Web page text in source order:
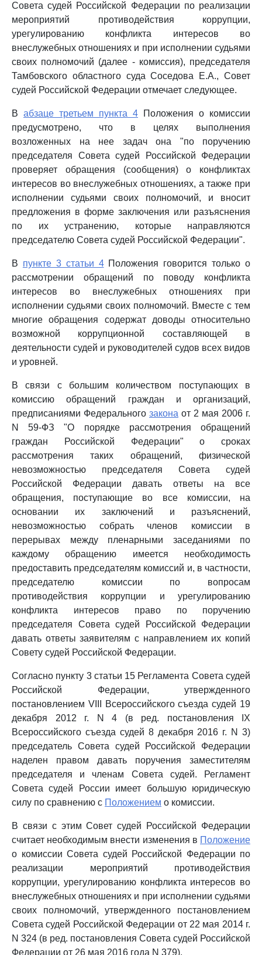
Совета судей Российской Федерации по реализации
мероприятий противодействия коррупции,
урегулированию конфликта интересов во
внеслужебных отношениях и при исполнении судьями
своих полномочий (далее - комиссия), председателя
Тамбовского областного суда Соседова Е.А., Совет
судей Российской Федерации отмечает следующее.
В абзаце третьем пункта 4 Положения о комиссии
предусмотрено, что в целях выполнения
возложенных на нее задач она "по поручению
председателя Совета судей Российской Федерации
проверяет обращения (сообщения) о конфликтах
интересов во внеслужебных отношениях, а также при
исполнении судьями своих полномочий, и вносит
предложения в форме заключения или разъяснения
по их устранению, которые направляются
председателю Совета судей Российской Федерации".
В пункте 3 статьи 4Положения говорится только о
рассмотрении обращений по поводу конфликта
интересов во внеслужебных отношениях при
исполнении судьями своих полномочий. Вместе с тем
многие обращения содержат доводы относительно
возможной коррупционной составляющей в
деятельности судей и руководителей судов всех видов
и уровней.
В связи с большим количеством поступающих в
комиссию обращений граждан и организаций,
предписаниями Федерального закона от 2 мая 2006 г.
N 59-ФЗ "О порядке рассмотрения обращений
граждан Российской Федерации" о сроках
рассмотрения таких обращений, физической
невозможностью председателя Совета судей
Российской Федерации давать ответы на все
обращения, поступающие во все комиссии, на
основании их заключений и разъяснений,
невозможностью собрать членов комиссии в
перерывах между пленарными заседаниями по
каждому обращению имеется необходимость
предоставить председателям комиссий и, в частности,
председателю комиссии по вопросам
противодействия коррупции и урегулированию
конфликта интересов право по поручению
председателя Совета судей Российской Федерации
давать ответы заявителям с направлением их копий
Совету судей Российской Федерации.
Согласно пункту 3 статьи 15 Регламента Совета судей
Российской Федерации, утвержденного
постановлением VIII Всероссийского съезда судей 19
декабря 2012 г. N 4 (в ред. постановления IX
Всероссийского съезда судей 8 декабря 2016 г. N 3)
председатель Совета судей Российской Федерации
наделен правом давать поручения заместителям
председателя и членам Совета судей. Регламент
Совета судей России имеет большую юридическую
силу по сравнению с Положением о комиссии.
В связи с этим Совет судей Российской Федерации
считает необходимым внести изменения в Положение
о комиссии Совета судей Российской Федерации по
реализации мероприятий противодействия
коррупции, урегулированию конфликта интересов во
внеслужебных отношениях и при исполнении судьями
своих полномочий, утвержденного постановлением
Совета судей Российской Федерации от 22 мая 2014 г.
N 324 (в ред. постановления Совета судей Российской
Федерации от 26 мая 2016 года N 379).